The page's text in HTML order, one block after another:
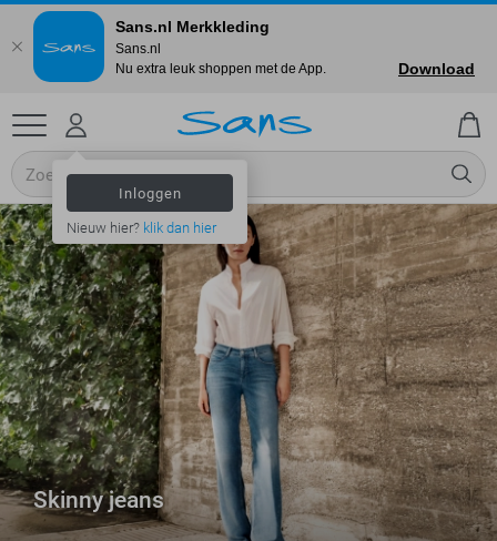
Inloggen
Nieuw hier? klik dan hier
Skinny jeans
Sans.nl Merkkleding
Sans.nl
Nu extra leuk shoppen met de App.
Download